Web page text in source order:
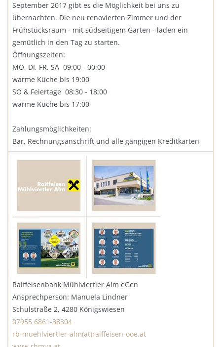
September 2017 gibt es die Möglichkeit bei uns zu
übernachten. Die neu renovierten Zimmer und der
Frühstücksraum - mit südseitigem Garten - laden ein
gemütlich in den Tag zu starten.
Öffnungszeiten:
MO, DI, FR, SA 09:00 - 00:00
warme Küche bis 19:00
SO & Feiertage 08:30 - 18:00
warme Küche bis 17:00
Zahlungsmöglichkeiten:
Bar, Rechnungsanschrift und alle gängigen Kreditkarten
Raiffeisenbank Mühlviertler Alm eGen
Ansprechperson: Manuela Lindner
Schulstraße 2, 4280 Königswiesen
07955 6861-38304
rb-muehlviertler-alm(at)raiffeisen-ooe.at